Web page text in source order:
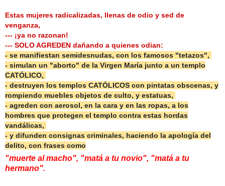
Estas mujeres radicalizadas, llenas de odio y sed de
venganza,
--- ¡ya no razonan!
--- SOLO AGREDEN dañando a quienes odian:
- se manifiestan semidesnudas, con los famosos "tetazos",
- simulan un "aborto" de la Virgen María junto a un templo
CATÓLICO,
- destruyen los templos CATÓLICOS con pintatas obscenas, y
rompiendo muebles objetos de culto, y estatuas,
- agreden con aerosol, en la cara y en las ropas, a los
hombres que protegen el templo contra estas hordas
vandálicas,
- y difunden consignas criminales, haciendo la apología del
delito, con frases como
"muerte al macho", "matá a tu novio", "matá a tu
hermano".